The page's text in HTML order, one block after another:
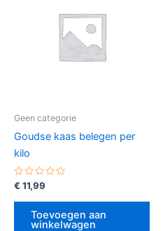
Geen categorie
Goudse kaas belegen per
kilo
Gewaardeerd
uit
€ 11,99
Toevoegen aan
winkelwagen